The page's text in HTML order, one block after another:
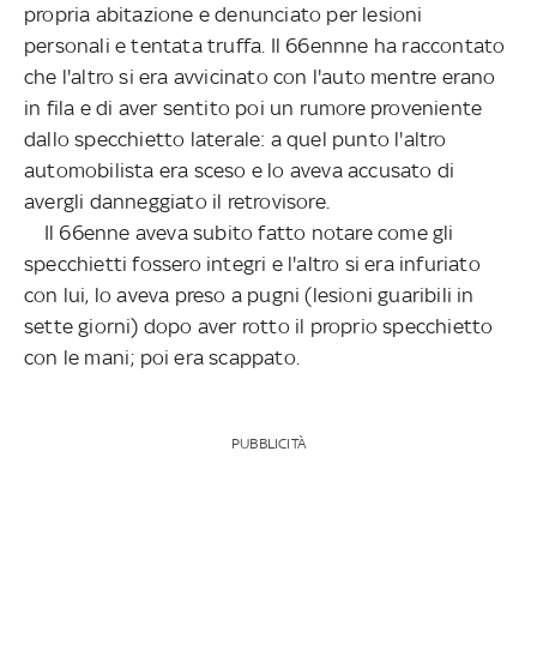
propria abitazione e denunciato per lesioni
personali e tentata truffa. Il 66ennne ha raccontato
che l'altro si era avvicinato con l'auto mentre erano
in fila e di aver sentito poi un rumore proveniente
dallo specchietto laterale: a quel punto l'altro
automobilista era sceso e lo aveva accusato di
avergli danneggiato il retrovisore.
Il 66enne aveva subito fatto notare come gli
specchietti fossero integri e l'altro si era infuriato
con lui, lo aveva preso a pugni (lesioni guaribili in
sette giorni) dopo aver rotto il proprio specchietto
con le mani; poi era scappato.
PUBBLICITÀ